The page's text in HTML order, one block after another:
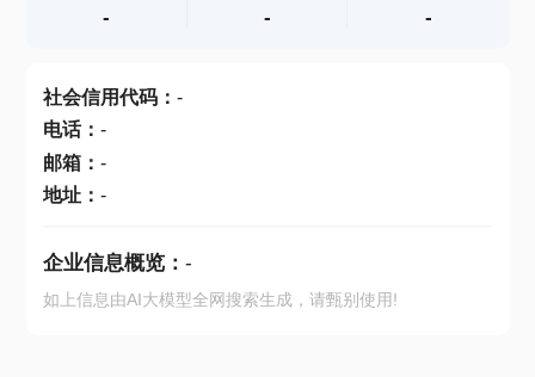
查产地
- - -
社会信用代码： -
电话： -
邮箱： -
地址： -
企业信息概览： -
如上信息由AI大模型全网搜索生成，请甄别使用!